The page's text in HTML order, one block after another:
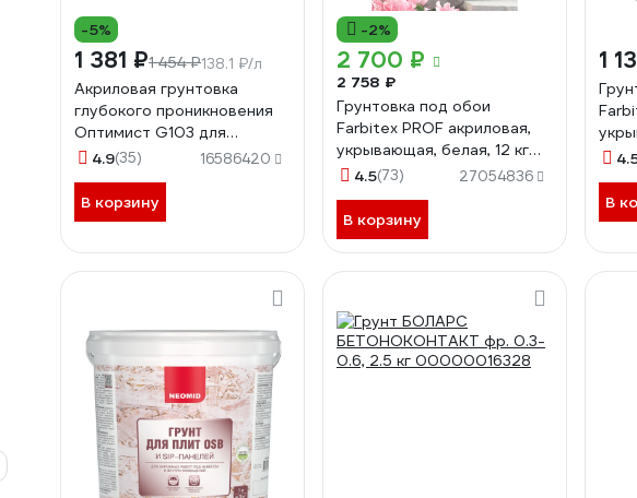
-5%
1 381 ₽1 454 ₽138.1 ₽/л
Акриловая грунтовка
глубокого проникновения
Оптимист G103 для
наружных и внутренних
4.9(35) 16586420
В корзину
-2%
2 700 ₽
2 758 ₽
Грунтовка под обои
Farbitex PROF акриловая,
укрывающая, белая, 12 кг
4300012075
4.5(73) 27054836
В корзину
1
В